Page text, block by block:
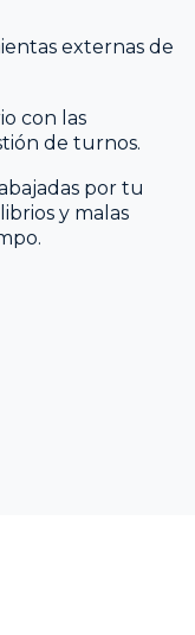
externas de
con las
de turnos.
por tu
y malas